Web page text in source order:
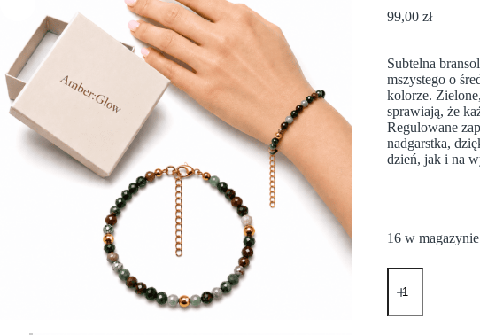
99,00zł
Subtelna
mszystego o
kolorze.
sprawiają, że
Regulowane
nadgarstka,
dzień, jak i na
16 w magazynie